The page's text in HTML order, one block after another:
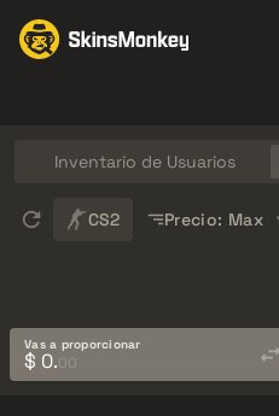
Inventario de Usuarios
CS2 Precio: Max
Vas a proporcionar
$ 0.00